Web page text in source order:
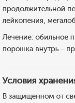
продолжительной
лейкопения,
Лечение: обильное
порошка внутрь –
Условия
В защищенном от